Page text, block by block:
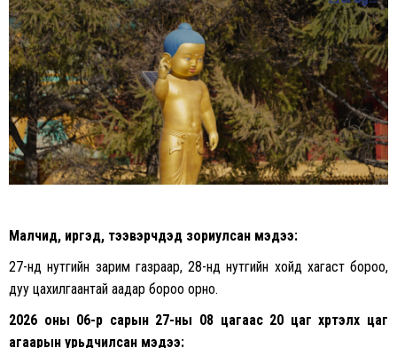
on
Facebook
on
Twitter
Малчид, иргэд, тээвэрчдэд зориулсан мэдээ:
27-нд нутгийн зарим газраар, 28-нд нутгийн хойд хагаст бороо,
дуу цахилгаантай аадар бороо орно.
2026 оны 06-р сарын 27-ны 08 цагаас 20 цаг хүртэлх цаг
агаарын урьдчилсан мэдээ: